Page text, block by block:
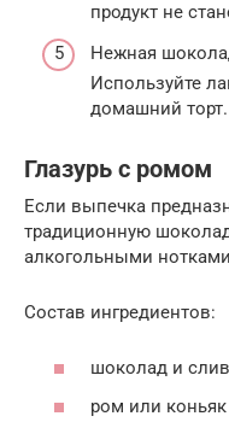
продукт не
Нежная
Используйте
домашний торт.
Глазурь с ромом
Если выпечка
традиционную
алкогольными
Состав ингредиентов:
шоколад и
ром или